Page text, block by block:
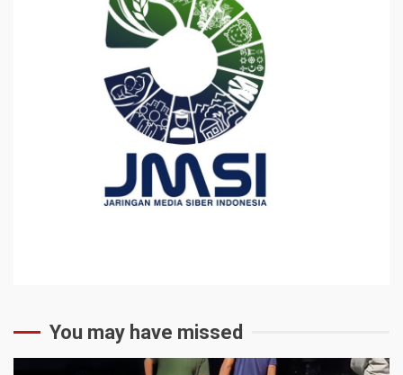
You may have missed